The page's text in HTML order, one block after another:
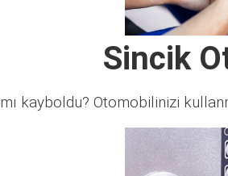
Sincik
kayboldu? Otomobilinizi